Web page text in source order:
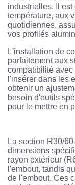
industrielles. Il
température, aux
quotidiennes,
vos profilés
L'installation de
parfaitement aux
compatibilité avec
l'insérer dans les
obtenir un
besoin d'outils
pour le mettre en
La section R30/
dimensions
rayon extérieur
l'embout, tandis
de l'embout. Ces